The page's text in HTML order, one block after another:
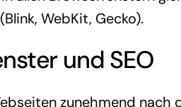
WebKit, Gecko).
und SEO
zunehmend nach